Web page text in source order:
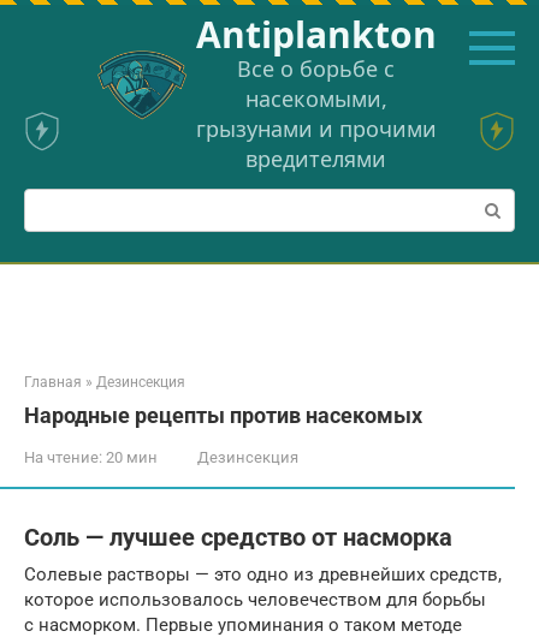
Перейти
Аntiplankton
Все о борьбе с
насекомыми,
грызунами и прочими
вредителями
Поиск:
Главная » Дезинсекция
Народные рецепты против насекомых
На чтение: 20 мин Дезинсекция
Соль — лучшее средство от насморка
Солевые растворы — это одно из древнейших средств,
которое использовалось человечеством для борьбы
с насморком. Первые упоминания о таком методе